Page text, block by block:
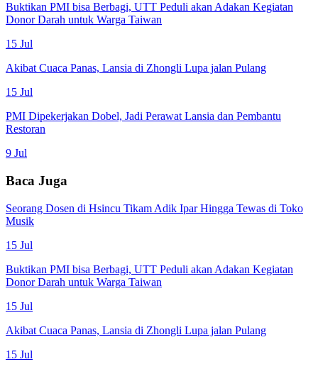
Buktikan PMI bisa Berbagi, UTT Peduli akan Adakan Kegiatan
Donor Darah untuk Warga Taiwan
15 Jul
Akibat Cuaca Panas, Lansia di Zhongli Lupa jalan Pulang
15 Jul
PMI Dipekerjakan Dobel, Jadi Perawat Lansia dan Pembantu
Restoran
9 Jul
Baca Juga
Seorang Dosen di Hsincu Tikam Adik Ipar Hingga Tewas di Toko
Musik
15 Jul
Buktikan PMI bisa Berbagi, UTT Peduli akan Adakan Kegiatan
Donor Darah untuk Warga Taiwan
15 Jul
Akibat Cuaca Panas, Lansia di Zhongli Lupa jalan Pulang
15 Jul